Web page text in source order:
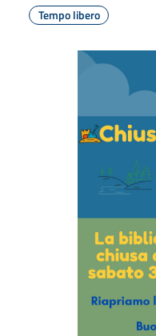
Tempo libero